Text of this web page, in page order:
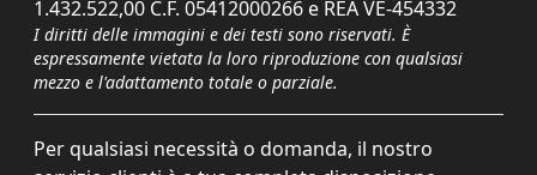
1.432.522,00 C.F. 05412000266 e REA VE-454332
I diritti delle immagini e dei testi sono riservati. È
espressamente vietata la loro riproduzione con qualsiasi
mezzo e l'adattamento totale o parziale.
Per qualsiasi necessità o domanda, il nostro